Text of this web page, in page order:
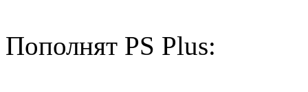
Пополнят PS Plus: